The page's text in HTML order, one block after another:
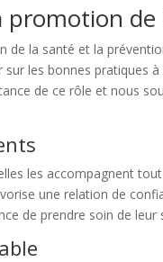
promotion de
la santé et la
les bonnes pratiques
de ce rôle et nous
les accompagnent
une relation de
de prendre soin de